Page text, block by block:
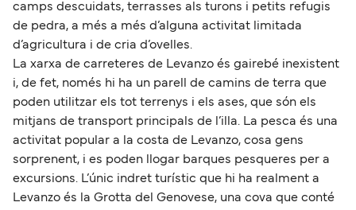
camps descuidats, terrasses als turons i petits refugis
de pedra, a més a més d’alguna activitat limitada
d’agricultura i de cria d’ovelles.
La xarxa de carreteres de Levanzo és gairebé inexistent
i, de fet, només hi ha un parell de camins de terra que
poden utilitzar els tot terrenys i els ases, que són els
mitjans de transport principals de l’illa. La pesca és una
activitat popular a la costa de Levanzo, cosa gens
sorprenent, i es poden llogar barques pesqueres per a
excursions. L’únic indret turístic que hi ha realment a
Levanzo és la Grotta del Genovese, una cova que conté